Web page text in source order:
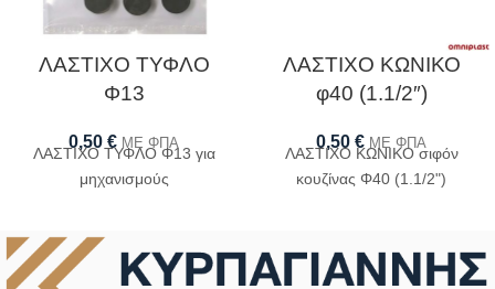
ΛΑΣΤΙΧΟ ΤΥΦΛΟ
Φ13
0,50 € ΜΕ ΦΠΑ
ΛΑΣΤΙΧΟ ΤΥΦΛΟ Φ13 για
μηχανισμούς
ΛΑΣΤΙΧΟ ΚΩΝΙΚΟ
φ40 (1.1/2″)
0,50 € ΜΕ ΦΠΑ
ΛΑΣΤΙΧΟ ΚΩΝΙΚΟ σιφόν
κουζίνας Φ40 (1.1/2")